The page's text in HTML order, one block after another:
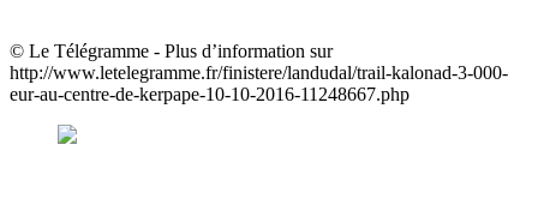
© Le Télégramme - Plus d’information sur
http://www.letelegramme.fr/finistere/landudal/trail-kalonad-3-000-
eur-au-centre-de-kerpape-10-10-2016-11248667.php